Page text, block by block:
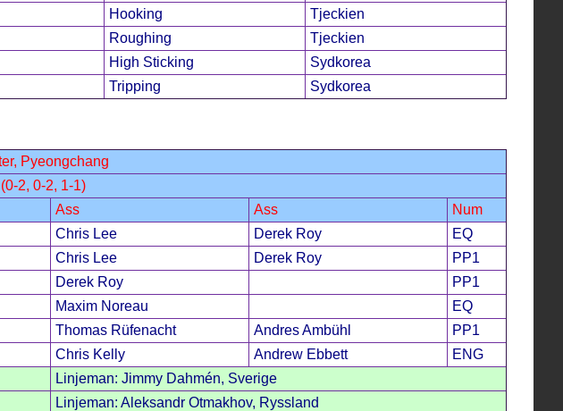
Hooking
Tjeckien
Roughing
Tjeckien
High Sticking
Sydkorea
Tripping Sydkorea
Pyeongchang
2, 0-2, 1-1)
Ass Ass
Num
Chris Lee Derek Roy
EQ
Chris Lee Derek Roy
PP1
Derek Roy
PP1
Maxim Noreau
EQ
Thomas Rüfenacht Andres Ambühl
PP1
Chris Kelly Andrew Ebbett
ENG
Linjeman: Jimmy Dahmén, Sverige
Linjeman: Aleksandr Otmakhov, Ryssland